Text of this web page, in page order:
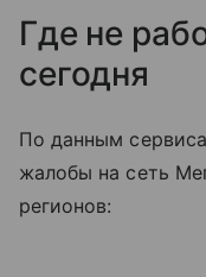
Где не
сегодня
По данным
жалобы на сеть
регионов: